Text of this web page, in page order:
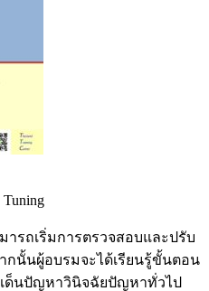
รถเริ่มการตรวจสอบและปรับ
กนั้นผู้อบรมจะได้เรียนรู้ขั้นตอน
เด็นปัญหาวินิจฉัยปัญหาทั่วไป